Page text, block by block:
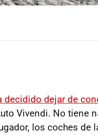
decidido dejar de
Vivendi. No tiene
los coches de